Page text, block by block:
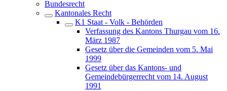
Bundesrecht
Kantonales Recht
K1 Staat - Volk - Behörden
Verfassung des Kantons Thurgau vom 16.
März 1987
Gesetz über die Gemeinden vom 5. Mai
1999
Gesetz über das Kantons- und
Gemeindebürgerrecht vom 14. August
1991